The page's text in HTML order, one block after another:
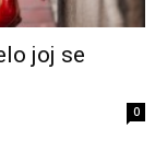
joj se
0